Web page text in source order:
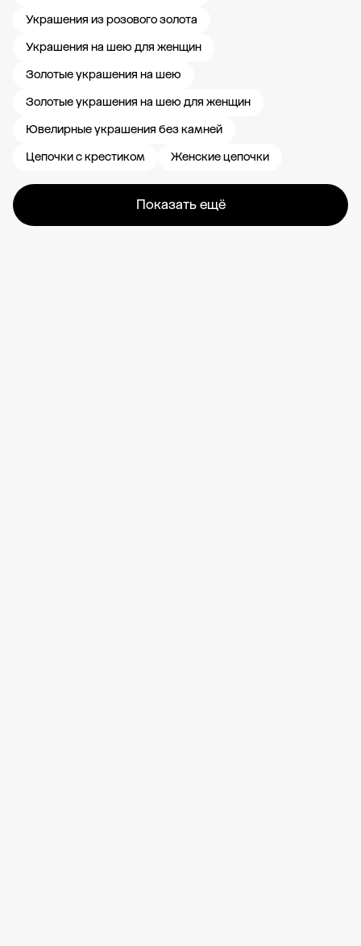
Украшения из розового золота
Украшения на шею для женщин
Золотые украшения на шею
Золотые украшения на шею для женщин
Ювелирные украшения без камней
Цепочки с крестиком
Женские цепочки
Показать ещё